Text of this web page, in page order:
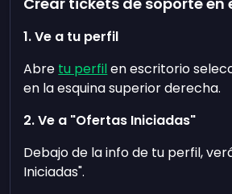
1. Ve a tu perfil
Abre tu perfilen escritorio
en la esquina superior derecha.
2. Ve a "Ofertas Iniciadas"
Debajo de la info de tu perfil,
Iniciadas".